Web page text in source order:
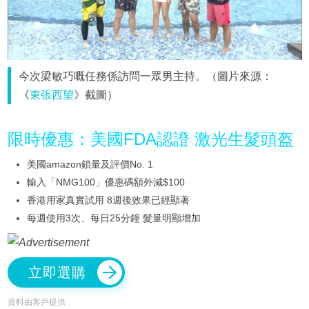
今次梁敏巧嘅任務係訪問一眾男主持。（圖片來源：
《東張西望》截圖）
限時優惠：美國FDA認證 激光生髮頭盔
美國amazon鎖量及評價No. 1
輸入「NMG100」優惠碼額外減$100
香港用家真實試用 8週後效果已經顯著
每週使用3次、每日25分鐘 髮量明顯增加
立即選購
資料由客戶提供